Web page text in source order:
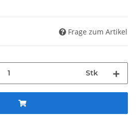
Frage zum Artikel
Stk